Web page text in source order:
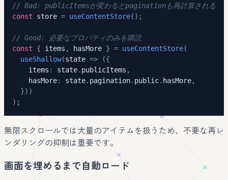
// Bad: publicItemsが変わるとpaginationも再計算される
const store = useContentStore( ) ;
// Good: 必要なプロパティのみを購読
const
{ items , hasMore } = useContentStore(
useShallow(state => ({
    items
: state. publicItems ,
    hasMore
: state. pagination. public. hasMore,
}) )
) ;
無限スクロールでは大量のアイテムを扱うため、不要な再レ
ンダリングの抑制は重要です。
画面を埋めるまで自動ロード